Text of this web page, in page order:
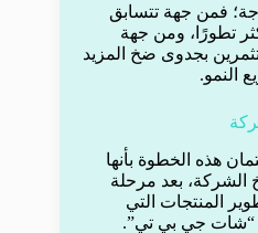
فمن جهة تتسابق
تطورًا، ومن جهة
بجدوى ضخ المزيد
النمو.
هذه الخطوة بأنها
الشركة، بعد مرحلة
المنتجات التي
“شات جي بي تي”.